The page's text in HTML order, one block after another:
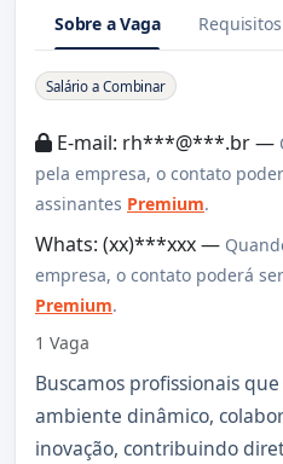
Sobre a Vaga Requisitos
Sobre a Vaga
Salário a Combinar
E-mail: rh***@***.br —
pela empresa, o contato
assinantes Premium.
Whats: (xx)***xxx —
empresa, o contato poderá
Premium.
1 Vaga
Buscamos profissionais
ambiente dinâmico,
inovação, contribuindo